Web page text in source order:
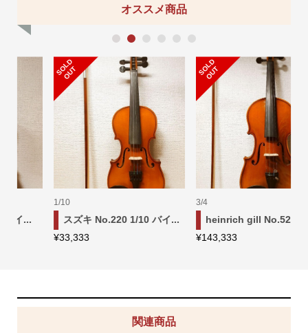
オススメ商品
heinrich gill No.52 3/4 ...
143,333
Pygmalius S-012 1/4 バ...
96,666
1 2 3 4 5 6
関連商品